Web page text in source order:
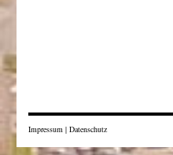
Impressum | Datenschutz